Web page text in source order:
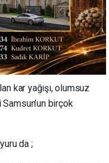
kar yağışı, olumsuz
Samsun’un birçok
da ;